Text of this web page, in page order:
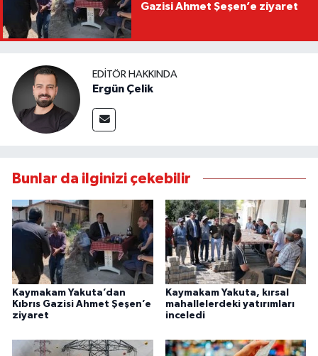
Gazisi Ahmet Şeşen’e ziyaret
EDITÖR HAKKINDA
Ergün Çelik
Bunlar da ilginizi çekebilir
Kaymakam Yakuta’dan
Kıbrıs Gazisi Ahmet Şeşen’e
ziyaret
Kaymakam Yakuta, kırsal
mahallelerdeki yatırımları
inceledi